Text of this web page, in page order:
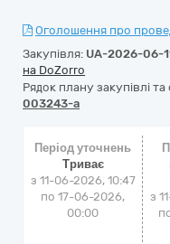
Оголошення про
Закупівля: UA-2026-06-
на DoZorro
Рядок плану закупівлі
003243-a
Період уточнень
Триває
з 11-06-2026, 10:47
по 17-06-2026,
00:00
з